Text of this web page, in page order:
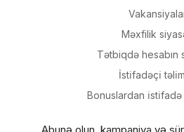
Məxfilik
Tətbiqdə hesabın
İsti̇fadəçi̇
Bonuslardan